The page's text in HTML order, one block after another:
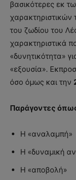
βασικότερες εκ
χαρακτηριστικών
του ζωδίου του
χαρακτηριστικά
«δυνητικότητα»
«εξουσία».
όσο όμως και την
Παράγοντες
Η «αναλαμπή»
Η «δυναμική
Η «αποβολή»